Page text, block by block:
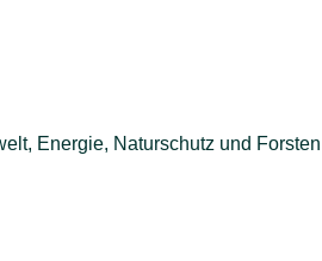
Energie, Naturschutz und Forsten